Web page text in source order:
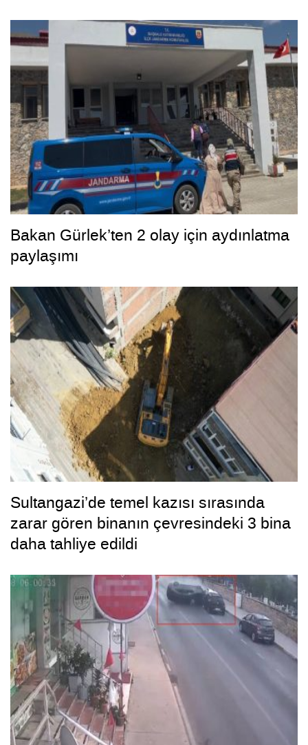
Bakan Gürlek’ten 2 olay için aydınlatma
paylaşımı
Sultangazi’de temel kazısı sırasında
zarar gören binanın çevresindeki 3 bina
daha tahliye edildi